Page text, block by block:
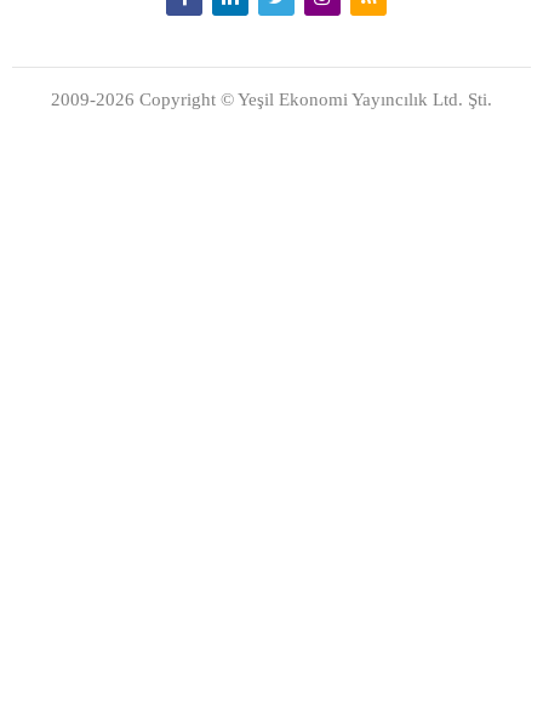
2009-2026 Copyright © Yeşil Ekonomi Yayıncılık Ltd. Şti.